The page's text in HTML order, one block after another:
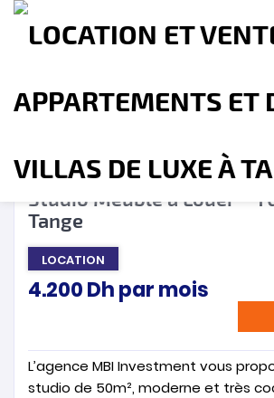
Accueil
Terrains Location de Vacances
❮ ❯
Studio Meublé à Louer –
Tange
LOCATION
4.200Dhpar mois
L’agence MBI Investment vous
studio de 50m², moderne et très